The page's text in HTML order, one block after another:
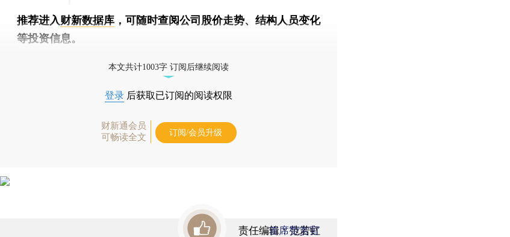
推荐进入财新数据库 ，可随时查阅公司股价走势、结构人员变化
等投资信息。
本文共计1003字 订阅后继续阅读
登录 后获取已订阅的阅读权限
财新通会员
可畅读全文
订阅/会员升级
责任编辑：范若虹
首席赞赏官